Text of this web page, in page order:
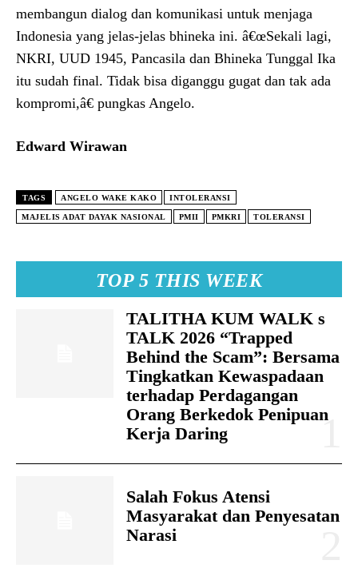
TOP 5 THIS WEEK
TALITHA KUM WALK s
TALK 2026 “Trapped
Behind the Scam”: Bersama
Tingkatkan Kewaspadaan
terhadap Perdagangan
Orang Berkedok Penipuan
Kerja Daring
Salah Fokus Atensi
Masyarakat dan Penyesatan
Narasi
membangun dialog dan komunikasi untuk menjaga
Indonesia yang jelas-jelas bhineka ini. â€œSekali lagi,
NKRI, UUD 1945, Pancasila dan Bhineka Tunggal Ika
itu sudah final. Tidak bisa diganggu gugat dan tak ada
kompromi,â€ pungkas Angelo.
Edward Wirawan
TAGS ANGELO WAKE KAKO INTOLERANSI
MAJELIS ADAT DAYAK NASIONAL PMII PMKRI TOLERANSI